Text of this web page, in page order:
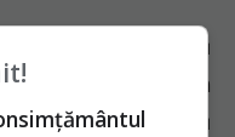
Clinic spune că
dopamină în
și ne face să